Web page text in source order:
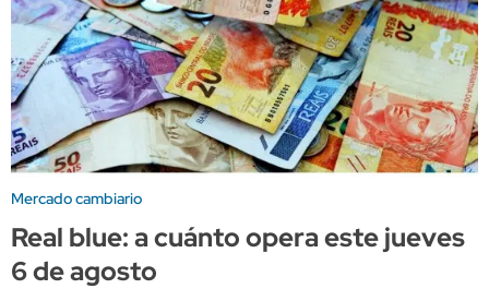
Mercado cambiario
Real blue: a cuánto opera este jueves
6 de agosto